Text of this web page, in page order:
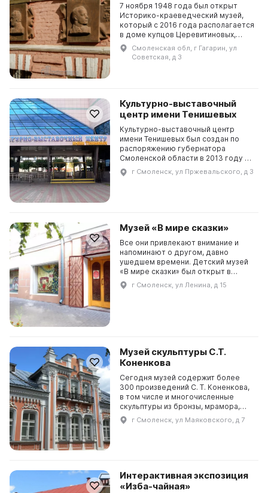
7 ноября 1948 года был открыт
Историко-краеведческий музей,
который с 2016 года располагается
в доме купцов Церевитиновых,
построенном в конце XVIII века. В
этом доме в 1812 году временно
останавливал...
Смоленская обл, г Гагарин, ул
Советская, д 3
Культурно-выставочный
центр имени Тенишевых
Культурно-выставочный центр
имени Тенишевых был создан по
распоряжению губернатора
Смоленской области в 2013 году и
официально открыт 1 сентября в
честь 1150-летия города
г Смоленск, ул Пржевальского, д 3
Музей «В мире сказки»
Все они привлекают внимание и
напоминают о другом, давно
ушедшем времени. Детский музей
«В мире сказки» был открыт в
декабре 1992 года и приглашает
взрослых и детей в мир
г Смоленск, ул Ленина, д 15
Музей скульптуры С.Т.
Коненкова
Сегодня музей содержит более
300 произведений С. Т. Коненкова,
в том числе и многочисленные
скульптуры из бронзы, мрамора,
дерева. В музее проводятся
различные мероприятия, в том
г Смоленск, ул Маяковского, д 7
Интерактивная экспозиция
«Изба-чайная»